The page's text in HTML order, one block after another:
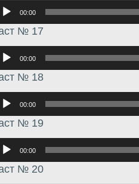
00:00
№ 17
00:00
№ 18
00:00
№ 19
00:00
№ 20